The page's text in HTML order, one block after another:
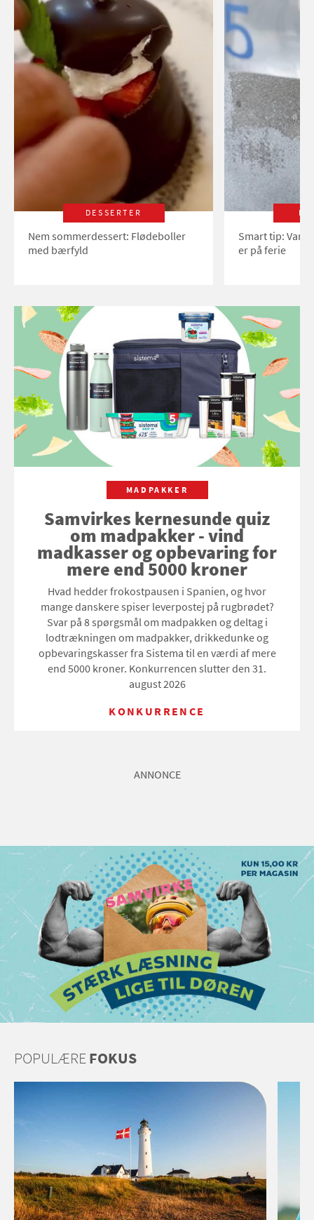
DESSERTER
Nem sommerdessert: Flødeboller
med bærfyld
Smart tip:
er på ferie
MADPAKKER
Samvirkes kernesunde quiz
om madpakker - vind
madkasser og opbevaring for
mere end 5000 kroner
Hvad hedder frokostpausen i Spanien, og hvor
mange danskere spiser leverpostej på rugbrødet?
Svar på 8 spørgsmål om madpakken og deltag i
lodtrækningen om madpakker, drikkedunke og
opbevaringskasser fra Sistema til en værdi af mere
end 5000 kroner. Konkurrencen slutter den 31.
august 2026
KONKURRENCE
ANNONCE
POPULÆREFOKUS